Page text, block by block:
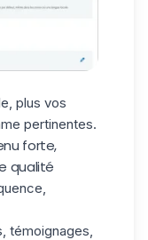
plus vos
pertinentes.
forte,
qualité
témoignages,